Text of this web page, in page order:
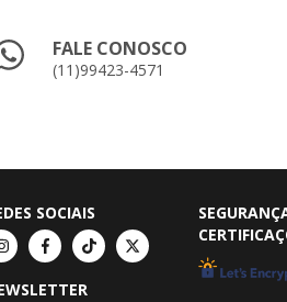
FALE CONOSCO
(11)99423-4571
SOCIAIS